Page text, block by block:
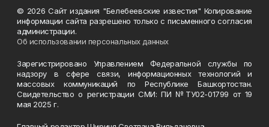
© 2026 Сайт издания "Белебеевские известия" Копирование
информации сайта разрешено только с письменного согласия
администрации.
Об использовании персональных данных
Зарегистрировано Управлением Федеральной службы по
надзору в сфере связи, информационных технологий и
массовых коммуникаций по Республике Башкортостан.
Свидетельство о регистрации СМИ: ПИ №ТУ02-01799 от 19
мая 2025 г.